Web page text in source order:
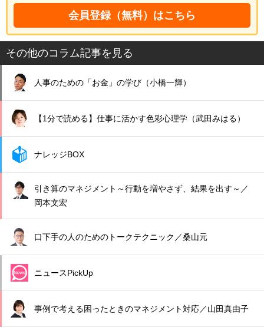
会員登録（無料）はこちら
その他のコラム記事を見る
人事のための「お金」の学び（小橋一輝）
【1分で読める】仕事に活かす色彩心理学（武田みはる）
ナレッジBOX
引き算のマネジメント～行動を増やさず、結果を出す～／
岡本文宏
口下手の人のためのトークテクニック／桑山元
ニュースPickUp
事例で考える困ったときのマネジメント対応／山田真由子